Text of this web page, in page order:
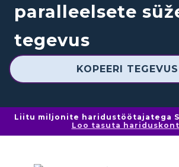
paralleelsete
tegevus
KOPEERI TEGEVUS
Liitu miljonite haridustöötajatega
Loo tasuta